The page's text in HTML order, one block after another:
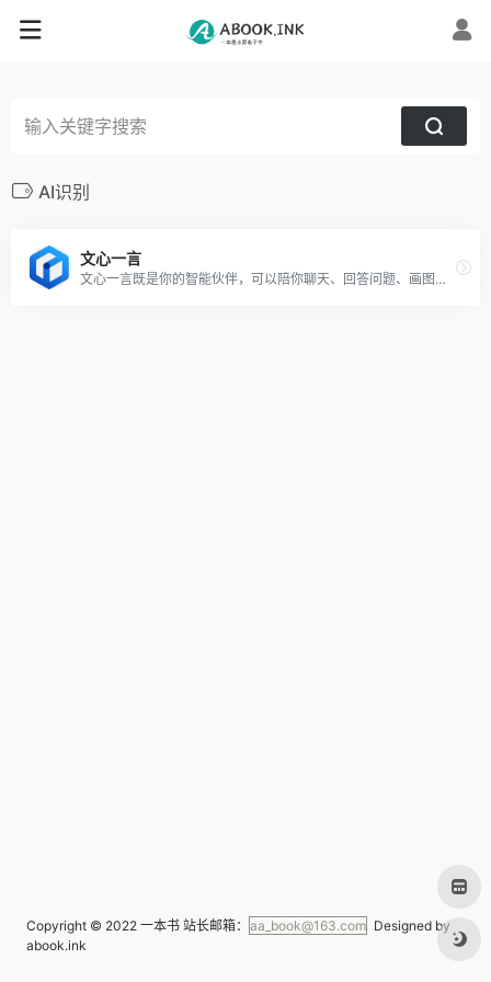
AI识别
文心一言
文心一言既是你的智能伙伴，可以陪你聊天、回答问题、画图识图；也是你的AI助手，可以提供灵感、撰写文案、阅读文档、智能翻译，帮你高效完成工作和学习任务。
Copyright © 2022 一本书 站长邮箱： aa_book@163.com Designed by
abook.ink